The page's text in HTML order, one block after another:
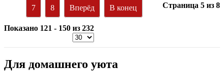
7 8 Вперёд В конец Страница 5 из 8
Показано 121 - 150 из 232
Для домашнего уюта